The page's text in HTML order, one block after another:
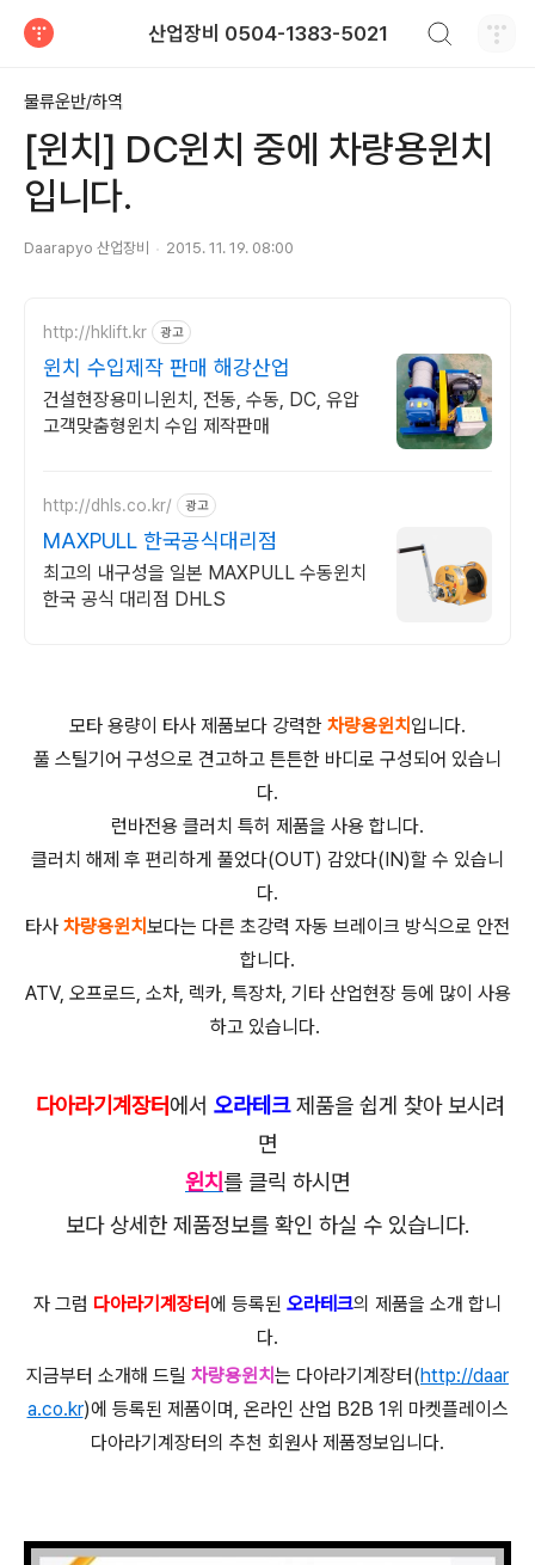
산업장비 0504-1383-5021
물류운반/하역
[윈치] DC윈치 중에 차량용윈치
입니다.
Daarapyo 산업장비 2015. 11. 19. 08:00
http://hklift.kr 광고
윈치 수입제작 판매 해강산업
건설현장용미니윈치, 전동, 수동, DC, 유압
고객맞춤형윈치 수입 제작판매
http://dhls.co.kr/ 광고
MAXPULL 한국공식대리점
최고의 내구성을 일본 MAXPULL 수동윈치
한국 공식 대리점 DHLS
모타 용량이 타사 제품보다 강력한 차량용윈치 입니다.
풀 스틸기어 구성으로 견고하고 튼튼한 바디로 구성되어 있습니
다.
런바전용 클러치 특허 제품을 사용 합니다.
클러치 해제 후 편리하게 풀었다(OUT) 감았다(IN)할 수 있습니
다.
타사 차량용윈치보다는 다른 초강력 자동 브레이크 방식으로 안전
합니다.
ATV, 오프로드, 소차, 렉카, 특장차, 기타 산업현장 등에 많이 사용
하고 있습니다.
다아라기계장터에서 오라테크제품을 쉽게 찾아 보시려
면
윈치 를 클릭 하시면
보다 상세한 제품정보를 확인 하실 수 있습니다.
자 그럼 다아라기계장터에 등록된 오라테크의 제품을 소개 합니
다.
지금부터 소개해 드릴 차량용윈치는 다아라기계장터(http://daar
a.co.kr)에 등록된 제품이며, 온라인 산업 B2B 1위 마켓플레이스
다아라기계장터의 추천 회원사 제품정보입니다.